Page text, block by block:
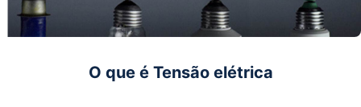
O que é Tensão elétrica